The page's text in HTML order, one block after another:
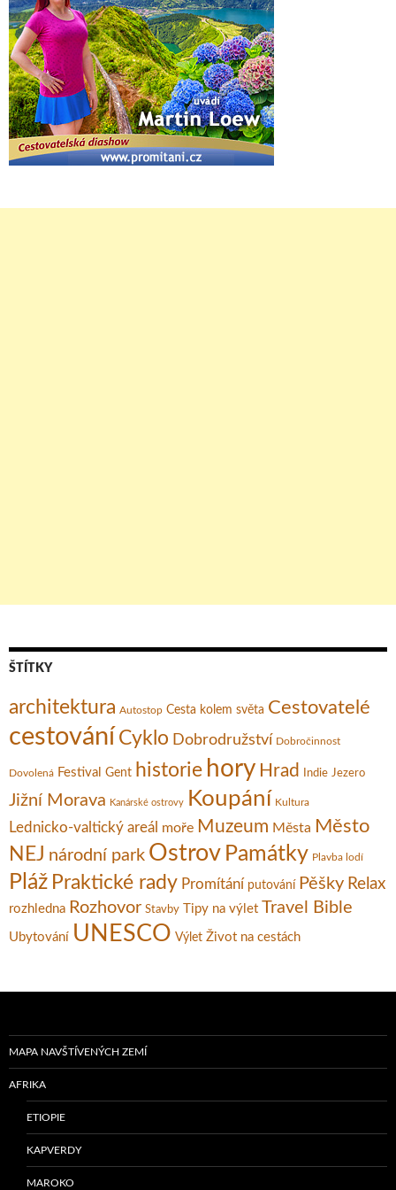
ŠTÍTKY
architektura Autostop Cesta kolem světa Cestovatelé
cestování Cyklo Dobrodružství Dobročinnost
Dovolená Festival Gent historie hory Hrad Indie Jezero
Jižní Morava Kanárské ostrovy Koupání Kultura
Lednicko-valtický areál moře Muzeum Města Město
NEJ národní park Ostrov Památky Plavba lodí
Pláž Praktické rady Promítání putování Pěšky Relax
rozhledna Rozhovor Stavby Tipy na výlet Travel Bible
Ubytování UNESCO Výlet Život na cestách
MAPA NAVŠTÍVENÝCH ZEMÍ
AFRIKA
ETIOPIE
KAPVERDY
MAROKO